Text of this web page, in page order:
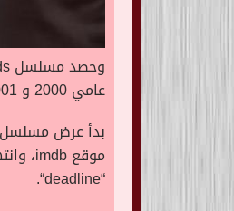
وحصد مسلسل
عامي 2000 و 2001) قبل أن تنتقل إلى فئة أفضل ممثلة كوميدية، حيث حصلت على ترشيحات من عام 2002 إلى عام 2004، وفازت في عام 2002.
بدأ عرض مسلسل
موقعimdb
“
deadline
“.